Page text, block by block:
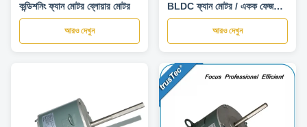
কন্ডিশনিং ফ্যান মোটর ব্লোয়ার মোটর
আরও দেখুন
BLDC ফ্যান মোটর / একক ফেজ
Bldc মোটর
আরও দেখুন